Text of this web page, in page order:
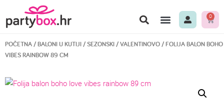
0
POČETNA/BALONI U KUTIJI/SEZONSKI/VALENTINOVO/ FOLIJA BALON
VIBES RAINBOW 89 CM